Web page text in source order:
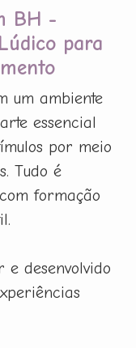
BH -
para
um ambiente
essencial
por meio
Tudo é
formação
e desenvolvido